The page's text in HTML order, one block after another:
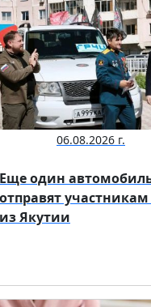
06.08.2026 г.
Еще один
отправят
из Якутии